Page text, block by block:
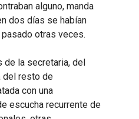
alguno, manda
dos días se habían
otras veces.
de la secretaria, del
del resto de
con una
escucha recurrente de